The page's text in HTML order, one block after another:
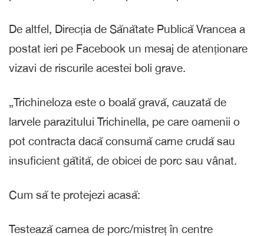
De altfel, Direcția de Sănătate Publică Vrancea a
postat ieri pe Facebook un mesaj de atenționare
vizavi de riscurile acestei boli grave.
„Trichineloza este o boală gravă, cauzată de
larvele parazitului Trichinella, pe care oamenii o
pot contracta dacă consumă carne crudă sau
insuficient gătită, de obicei de porc sau vânat.
Cum să te protejezi acasă:
Testează carnea de porc/mistreț în centre